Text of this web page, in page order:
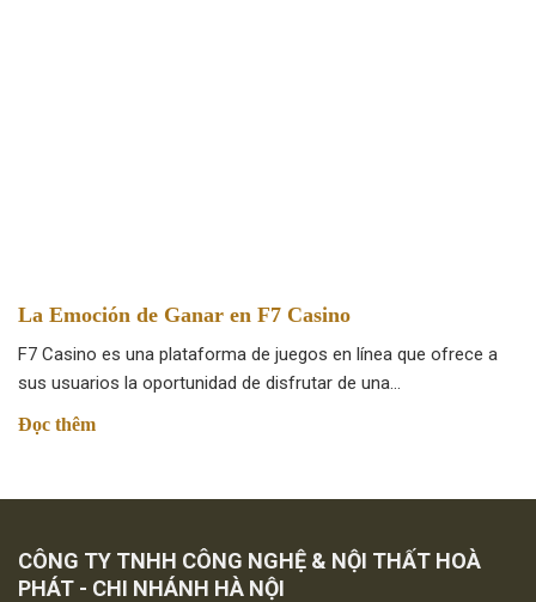
La Emoción de Ganar en F7 Casino
F7 Casino es una plataforma de juegos en línea que ofrece a
sus usuarios la oportunidad de disfrutar de una…
Đọc thêm
CÔNG TY TNHH CÔNG NGHỆ & NỘI THẤT HOÀ
PHÁT - CHI NHÁNH HÀ NỘI